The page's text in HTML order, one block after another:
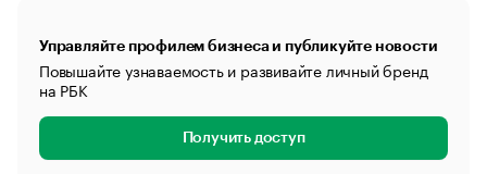
Управляйте профилем бизнеса и публикуйте новости
Повышайте узнаваемость и развивайте личный бренд
на РБК
Получить доступ